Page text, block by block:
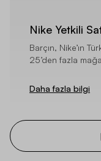
Nike Yetkili
Barçın, Nike’ın
25’den fazla
Daha fazla bilgi